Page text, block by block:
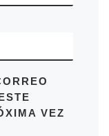
VEZ